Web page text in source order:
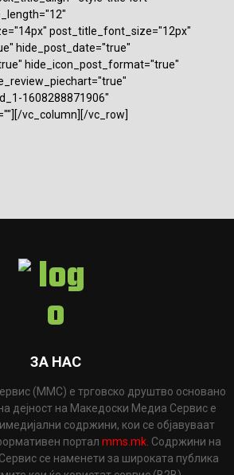
post_title_font_size="12px"
hide_post_date="true"
hide_icon_post_format="true"
1608288871906"
vc_column][/vc_row]
ЗА НАС
(ММС) е трговско друштво основано
дејност на Македоски Медиа Сервис е
содржини, кои се објавуваат
портал mms.mk . Содржини на
се наменети за широката публика